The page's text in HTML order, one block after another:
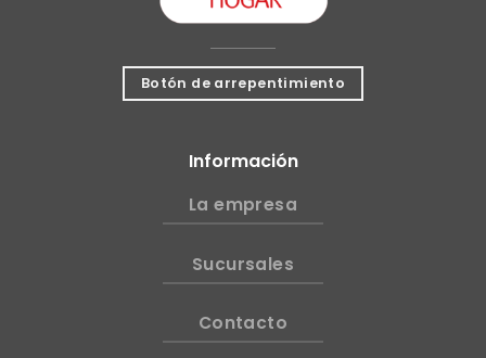
Botón de arrepentimiento
Información
La empresa
Sucursales
Contacto